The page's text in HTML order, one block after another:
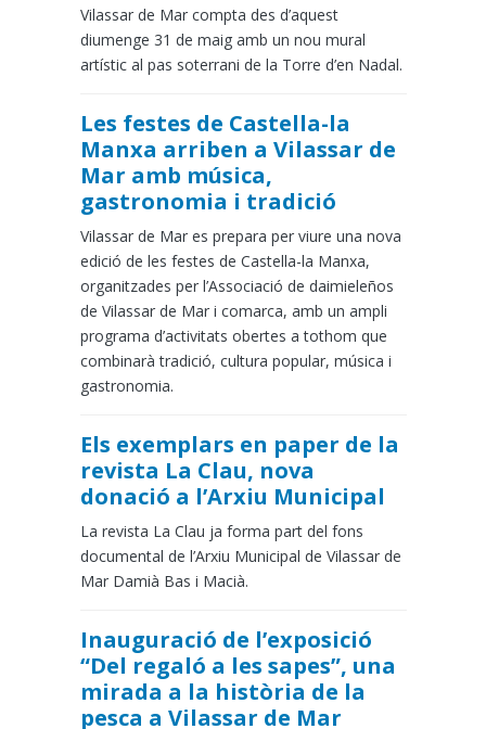
Vilassar de Mar compta des d’aquest
diumenge 31 de maig amb un nou mural
artístic al pas soterrani de la Torre d’en Nadal.
Les festes de Castella-la
Manxa arriben a Vilassar de
Mar amb música,
gastronomia i tradició
Vilassar de Mar es prepara per viure una nova
edició de les festes de Castella-la Manxa,
organitzades per l’Associació de daimieleños
de Vilassar de Mar i comarca, amb un ampli
programa d’activitats obertes a tothom que
combinarà tradició, cultura popular, música i
gastronomia.
Els exemplars en paper de la
revista La Clau, nova
donació a l’Arxiu Municipal
La revista La Clau ja forma part del fons
documental de l’Arxiu Municipal de Vilassar de
Mar Damià Bas i Macià.
Inauguració de l’exposició
“Del regaló a les sapes”, una
mirada a la història de la
pesca a Vilassar de Mar